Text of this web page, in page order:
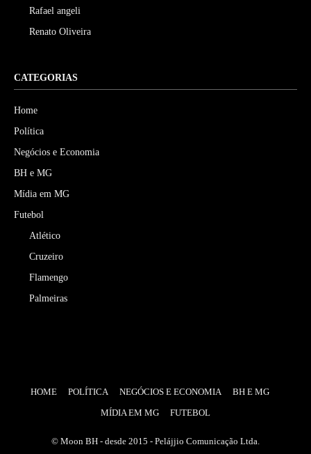
Rafael angeli
Renato Oliveira
CATEGORIAS
Home
Política
Negócios e Economia
BH e MG
Mídia em MG
Futebol
Atlético
Cruzeiro
Flamengo
Palmeiras
HOME POLÍTICA NEGÓCIOS E ECONOMIA
BH E MG
MÍDIA EM MG
FUTEBOL
© Moon BH - desde 2015 - Pelájjio Comunicação Ltda.